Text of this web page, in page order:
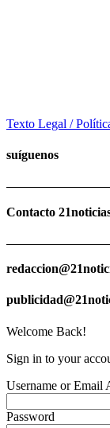
Texto Legal /
suíguenos
Contacto
Welcome Back!
Sign in to your
Username or Email
Password